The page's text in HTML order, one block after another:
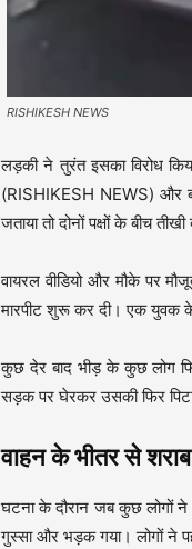
RISHIKESH NEWS
लड़की ने तुरंत इसका विरोध
(RISHIKESH NEWS) और
जताया तो दोनों पक्षों के बीच
वायरल वीडियो और मौके पर
मारपीट शुरू कर दी। एक युवक
कुछ देर बाद भीड़ के कुछ लोग
सड़क पर घेरकर उसकी फिर
वाहन के भीतर से
घटना के दौरान जब कुछ लोगों ने
गुस्सा और भड़क गया। लोगों ने